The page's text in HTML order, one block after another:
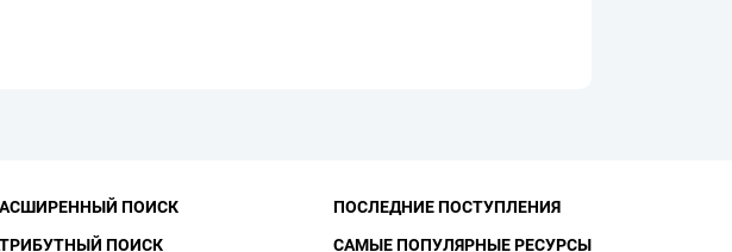
ПОИСК
ПОИСК
ПОСЛЕДНИЕ ПОСТУПЛЕНИЯ
САМЫЕ ПОПУЛЯРНЫЕ РЕСУРСЫ